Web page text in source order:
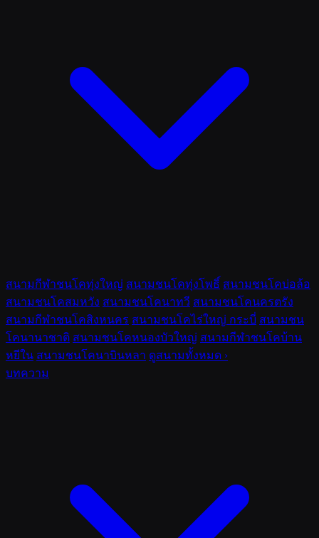
สนามกีฬาชนโคทุ่งใหญ่ สนามชนโคทุ่งโพธิ์ สนามชนโคบ่อล้อ
สนามชนโคสมหวัง สนามชนโคนาทวี สนามชนโคนครตรัง
สนามกีฬาชนโคสิงหนคร สนามชนโคไร่ใหญ่ กระบี่ สนามชน
โคนานาชาติ สนามชนโคหนองบัวใหญ่ สนามกีฬาชนโคบ้าน
หยีใน สนามชนโคนาบินหลา ดูสนามทั้งหมด ›
บทความ